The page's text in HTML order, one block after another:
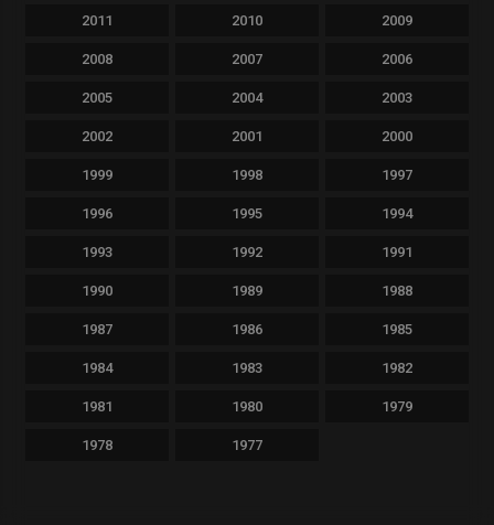
2011 2010 2009
2008 2007 2006
2005 2004 2003
2002 2001 2000
1999 1998 1997
1996 1995 1994
1993 1992 1991
1990 1989 1988
1987 1986 1985
1984 1983 1982
1981 1980 1979
1978 1977